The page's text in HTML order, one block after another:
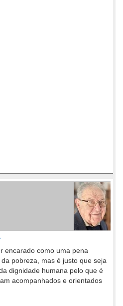
encarado como uma pena
pobreza, mas é justo que seja
dignidade humana pelo que é
acompanhados e orientados